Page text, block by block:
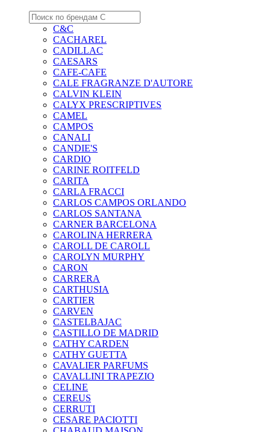
C&C
CACHAREL
CADILLAC
CAESARS
CAFE-CAFE
CALE FRAGRANZE D'AUTORE
CALVIN KLEIN
CALYX PRESCRIPTIVES
CAMEL
CAMPOS
CANALI
CANDIE'S
CARDIO
CARINE ROITFELD
CARITA
CARLA FRACCI
CARLOS CAMPOS ORLANDO
CARLOS SANTANA
CARNER BARCELONA
CAROLINA HERRERA
CAROLL DE CAROLL
CAROLYN MURPHY
CARON
CARRERA
CARTHUSIA
CARTIER
CARVEN
CASTELBAJAC
CASTILLO DE MADRID
CATHY CARDEN
CATHY GUETTA
CAVALIER PARFUMS
CAVALLINI TRAPEZIO
CELINE
CEREUS
CERRUTI
CESARE PACIOTTI